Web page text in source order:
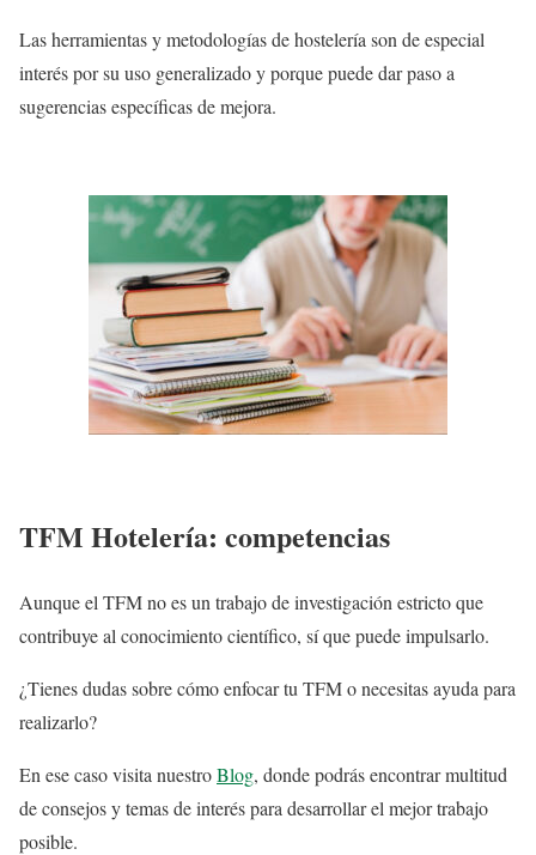
Las herramientas y metodologías de hostelería son de especial
interés por su uso generalizado y porque puede dar paso a
sugerencias específicas de mejora.
TFM Hotelería: competencias
Aunque el TFM no es un trabajo de investigación estricto que
contribuye al conocimiento científico, sí que puede impulsarlo.
¿Tienes dudas sobre cómo enfocar tu TFM o necesitas ayuda para
realizarlo?
En ese caso visita nuestroBlog, donde podrás encontrar multitud
de consejos y temas de interés para desarrollar el mejor trabajo
posible.